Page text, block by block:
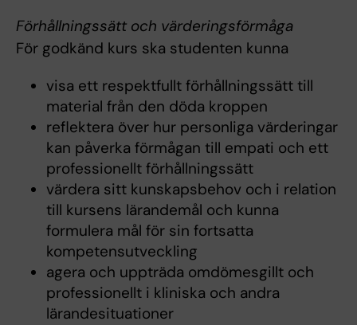
Förhållningssätt och värderingsförmåga
För godkänd kurs ska studenten kunna
visa ett respektfullt förhållningssätt till
material från den döda kroppen
reflektera över hur personliga värderingar
kan påverka förmågan till empati och ett
professionellt förhållningssätt
värdera sitt kunskapsbehov och i relation
till kursens lärandemål och kunna
formulera mål för sin fortsatta
kompetensutveckling
agera och uppträda omdömesgillt och
professionellt i kliniska och andra
lärandesituationer